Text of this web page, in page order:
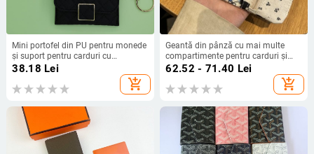
Mini portofel din PU pentru monede
și suport pentru carduri cu
cataramă pătrată – unisex, stil
38.18 Lei
add_shopping_cart
Geantă din pânză cu mai multe
compartimente pentru carduri și
monede, unisex, stil tânăr
universitar, pentru depozitare acasă
62.52 - 71.40 Lei
add_shopping_cart